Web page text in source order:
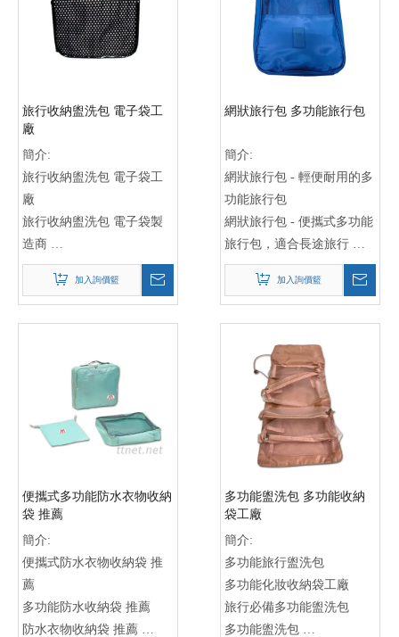
特多龍盥洗包
旅行用品製造商
旅行收納袋
旅行收納袋工廠
旅行用品生產商
旅行收納器具
旅行收納配件
旅行收納用品
旅行收納盥洗包 電子袋工
廠
簡介:
旅行收納盥洗包 電子袋工
廠
旅行收納盥洗包 電子袋製
造商
旅行收納盥洗包 電子袋供
旅行盥洗包
電子收納袋
旅行電子袋
收納盥洗包工廠
電子袋供應商
加入詢價籃
網狀旅行包 多功能旅行包
簡介:
網狀旅行包 - 輕便耐用的多
功能旅行包
網狀旅行包 - 便攜式多功能
旅行包，適合長途旅行
網狀旅行包 - 經典設計的多
功能旅行包，提供最佳旅行
多功能旅行包
旅行收納袋
旅行行李包
旅行背包
旅行袋
旅行箱
旅行包
行李包
背包行李袋
加入詢價籃
便攜式多功能防水衣物收納
袋 推薦
簡介:
便攜式防水衣物收納袋 推
薦
多功能防水收納袋 推薦
防水衣物收納袋 推薦
多功能盥洗包 多功能收納
袋工廠
簡介:
多功能旅行盥洗包
多功能化妝收納袋工廠
旅行必備多功能盥洗包
多功能盥洗包